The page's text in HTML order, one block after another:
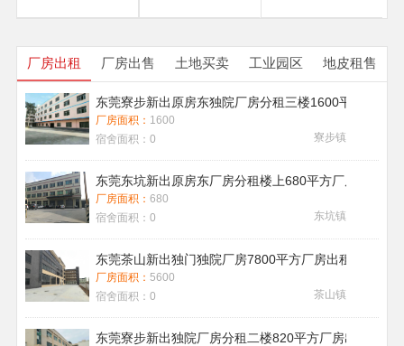
厂房出租 厂房出售 土地买卖 工业园区 地皮租售
东莞寮步新出原房东独院厂房分租三楼1600平方带地
厂房面积： 1600
宿舍面积： 0 寮步镇
东莞东坑新出原房东厂房分租楼上680平方厂房出租现
厂房面积： 680
宿舍面积： 0 东坑镇
东莞茶山新出独门独院厂房7800平方厂房出租带喷淋
厂房面积： 5600
宿舍面积： 0 茶山镇
东莞寮步新出独院厂房分租二楼820平方厂房出租